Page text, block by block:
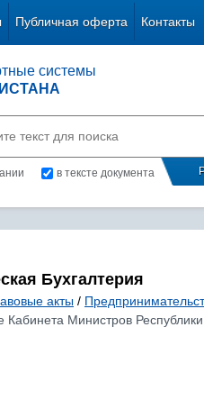
Публичная оферта Контакты
системы
в тексте документа
Бухгалтерия
акты /
Кабинета Министров